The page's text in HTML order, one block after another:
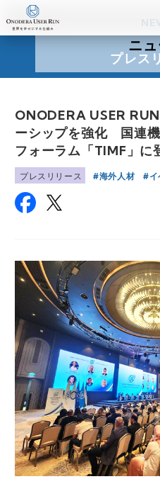
ニ
プレス
ONODERA USER
ーシップを強化 国連
フォーラム「TIMF」に
プレスリリース 海外人材